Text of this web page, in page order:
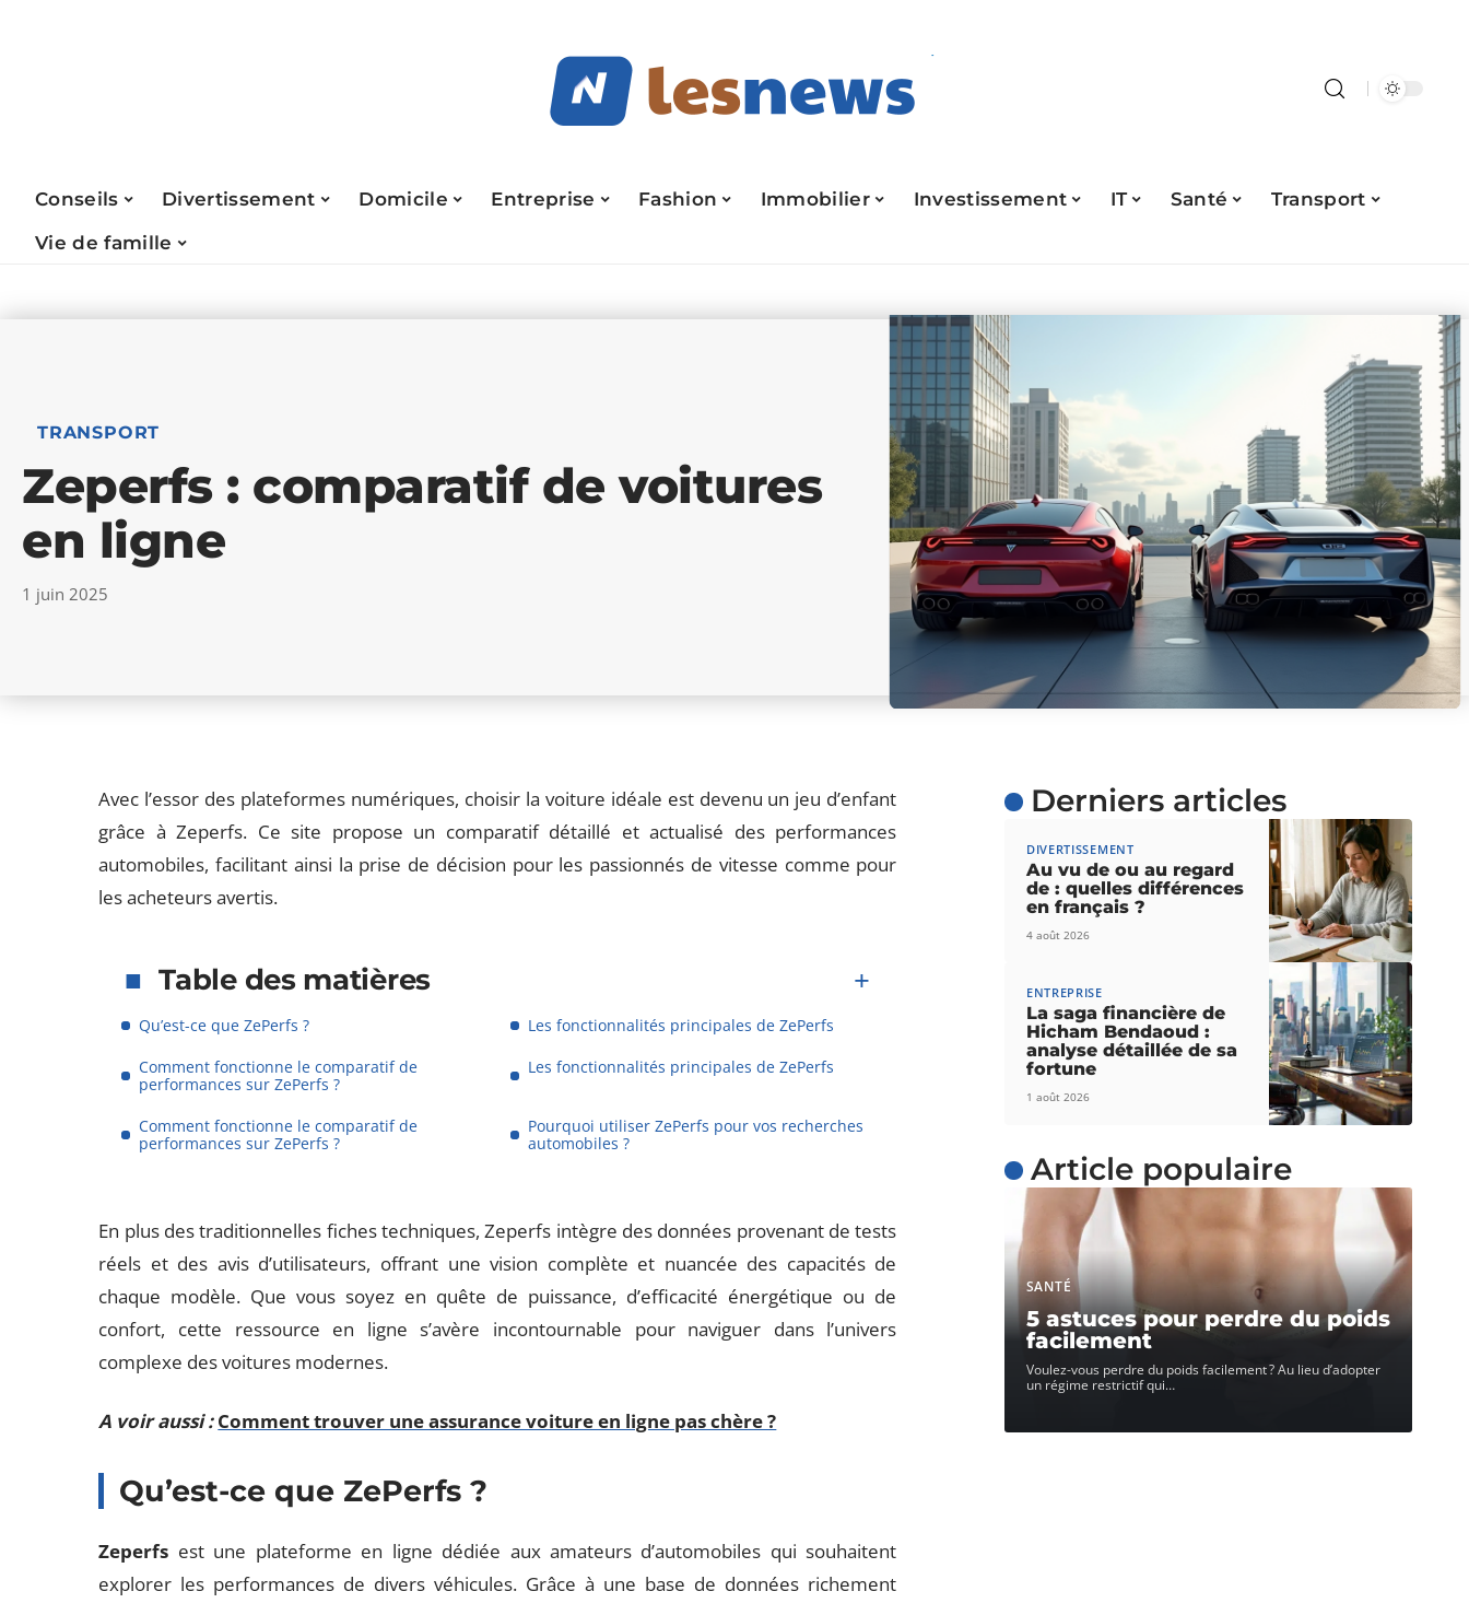
Conseils Divertissement Domicile Entreprise Fashion Immobilier Investissement IT Santé
Transport
Vie de famille
TRANSPORT
Zeperfs : comparatif de voitures
en ligne
1 juin 2025
Avec l’essor des plateformes numériques, choisir la voiture idéale est devenu un jeu d’enfant
grâce à Zeperfs. Ce site propose un comparatif détaillé et actualisé des performances
automobiles, facilitant ainsi la prise de décision pour les passionnés de vitesse comme pour
les acheteurs avertis.
Table des matières
Qu’est-ce que ZePerfs ?
Les fonctionnalités principales de ZePerfs
Comment fonctionne le comparatif de
performances sur ZePerfs ?
Les fonctionnalités principales de ZePerfs
Comment fonctionne le comparatif de
performances sur ZePerfs ?
Pourquoi utiliser ZePerfs pour vos recherches
automobiles ?
En plus des traditionnelles fiches techniques, Zeperfs intègre des données provenant de tests
réels et des avis d’utilisateurs, offrant une vision complète et nuancée des capacités de
chaque modèle. Que vous soyez en quête de puissance, d’efficacité énergétique ou de
confort, cette ressource en ligne s’avère incontournable pour naviguer dans l’univers
complexe des voitures modernes.
A voir aussi : Comment trouver une assurance voiture en ligne pas chère ?
Qu’est-ce que ZePerfs ?
Zeperfs est une plateforme en ligne dédiée aux amateurs d’automobiles qui souhaitent
explorer les performances de divers véhicules. Grâce à une base de données richement
Derniers articles
DIVERTISSEMENT
Au vu de ou au regard
de : quelles différences
en français ?
4 août 2026
ENTREPRISE
La saga financière de
Hicham Bendaoud :
analyse détaillée de sa
fortune
1 août 2026
Article populaire
SANTÉ
5 astuces pour perdre du poids
facilement
Voulez-vous perdre du poids facilement ? Au lieu d’adopter
un régime restrictif qui…